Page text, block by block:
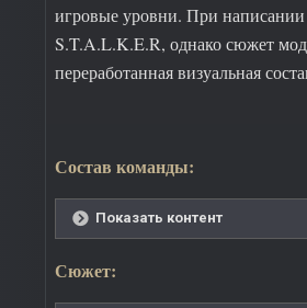
игровые уровни. При
S.T.A.L.K.E.R, однако сюжет
переработанная визуальная
Состав команды:
Показать контент
Сюжет: